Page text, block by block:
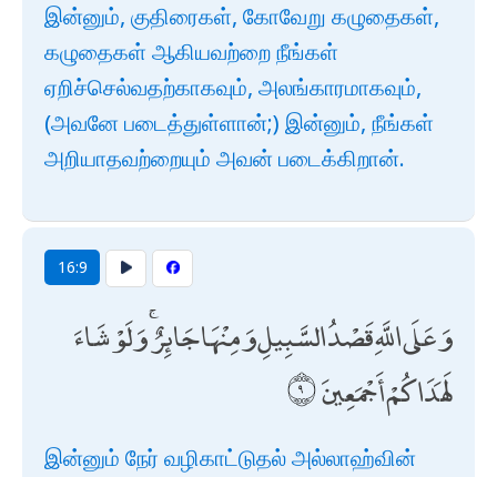
இன்னும், குதிரைகள், கோவேறு கழுதைகள்,
கழுதைகள் ஆகியவற்றை நீங்கள்
ஏறிச்செல்வதற்காகவும், அலங்காரமாகவும்,
(அவனே படைத்துள்ளான்;) இன்னும், நீங்கள்
அறியாதவற்றையும் அவன் படைக்கிறான்.
16:9
وَعَلَى اللَّهِ قَصْدُ السَّبِيلِ وَمِنْهَا جَائِرٌ ۚ وَلَوْ شَاءَ
لَهَدَاكُمْ أَجْمَعِينَ
இன்னும் நேர் வழிகாட்டுதல் அல்லாஹ்வின்